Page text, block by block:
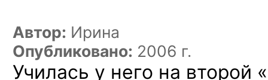
Автор: Ирина
Опубликовано: 2006 г.
Училась у него на второй